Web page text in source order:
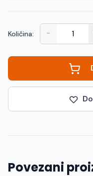
Količina: -
Povezani